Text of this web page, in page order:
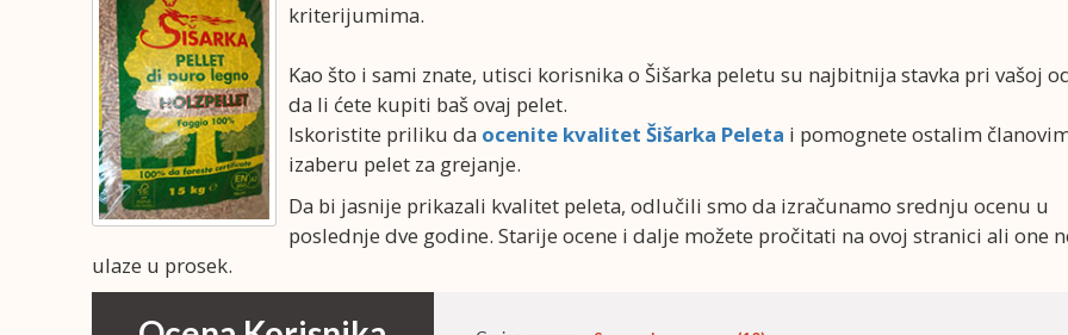
kriterijumima.
Kao što i sami znate, utisci korisnika o Šišarka peletu su najbitnija stavka pri vašoj
da li ćete kupiti baš ovaj pelet.
Iskoristite priliku da ocenite kvalitet Šišarka Peleta i pomognete ostalim
izaberu pelet za grejanje.
Da bi jasnije prikazali kvalitet peleta, odlučili smo da izračunamo srednju ocenu u
poslednje dve godine. Starije ocene i dalje možete pročitati na ovoj stranici ali one
ulaze u prosek.